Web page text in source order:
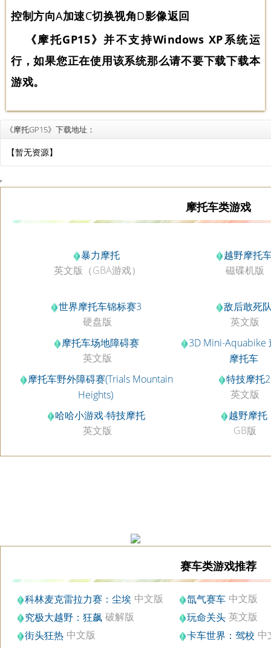
控制方向A加速C切换视角D影像返回
《摩托GP15》并不支持Windows XP系统运
行，如果您正在使用该系统那么请不要下载下载本
游戏。
《摩托GP15》下载地址：
【暂无资源】
摩托车类游戏
暴力摩托
英文版（GBA游戏）
越野摩托
磁碟机版
世界摩托车锦标赛3
硬盘版
敌后敢死
英文版
摩托车场地障碍赛
英文版
3D Mini-Aquabike
摩托车
1.1硬盘版
摩托车野外障碍赛(Trials Mountain
Heights)
硬盘版
特技摩托2
英文版
哈哈小游戏-特技摩托
英文版
越野摩托
GB版
赛车类游戏推荐
科林麦克雷拉力赛：尘埃 中文版 氙气赛车 中文版
究极大越野：狂飙 破解版 玩命关头 英文版
街头狂热 中文版 卡车世界：驾校 中